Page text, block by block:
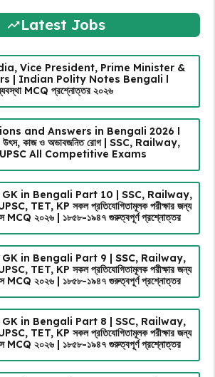
Latest Jobs
Vice President, Prime Minister &
| Indian Polity Notes Bengali l
MCQ প্রশ্নোত্তর ২০২৬
and Answers in Bengali 2026 l
উৎস, কাজ ও অভাবজনিত রোগ | SSC, Railway,
UPSC All Competitive Exams
in Bengali Part 10 | SSC, Railway,
TET, KP সকল প্রতিযোগিতামূলক পরীক্ষার জন্য
MCQ ২০২৬ | ১৮৫৮-১৯৪৭ গুরুত্বপূর্ণ প্রশ্নোত্তর
in Bengali Part 9 | SSC, Railway,
TET, KP সকল প্রতিযোগিতামূলক পরীক্ষার জন্য
MCQ ২০২৬ | ১৮৫৮-১৯৪৭ গুরুত্বপূর্ণ প্রশ্নোত্তর
in Bengali Part 8 | SSC, Railway,
TET, KP সকল প্রতিযোগিতামূলক পরীক্ষার জন্য
MCQ ২০২৬ | ১৮৫৮-১৯৪৭ গুরুত্বপূর্ণ প্রশ্নোত্তর